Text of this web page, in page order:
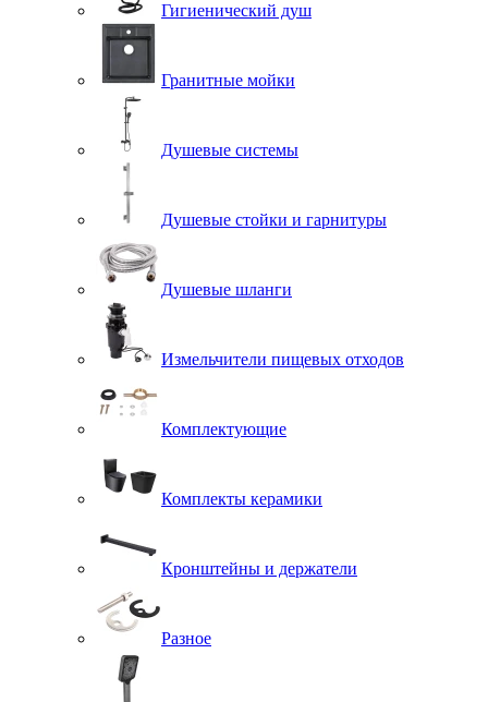
Гигиенический душ
Гранитные мойки
Душевые системы
Душевые стойки и гарнитуры
Душевые шланги
Измельчители пищевых отходов
Комплектующие
Комплекты керамики
Кронштейны и держатели
Разное